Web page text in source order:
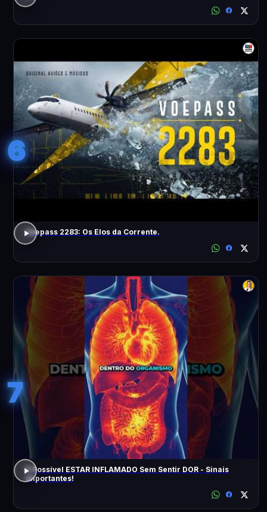
6
Voepass 2283: Os Elos da Corrente.
7
É Possível ESTAR INFLAMADO Sem Sentir DOR - Sinais
Importantes!